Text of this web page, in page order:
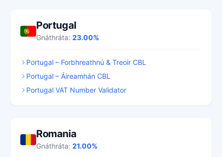
Portugal
Gnáthráta: 23.00%
Portugal – Forbhreathnú & Treoir CBL
Portugal – Áireamhán CBL
Portugal VAT Number Validator
Romania
Gnáthráta: 21.00%